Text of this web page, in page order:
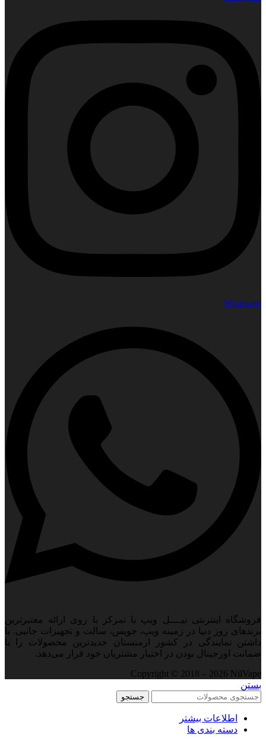
Whatsapp
فروشگاه اینترنتی نیــــل ویپ با تمرکز با روی ارائه معتبرترین
برندهای روز دنیا در زمینه ویپ، جویس، سالت و تجهیزات جانبی. با
داشتن نمایندگی در کشور ارمنستان جدید‌ترین محصولات را با
ضمانت اورجینال بودن در اختیار مشتریان خود قرار می‌دهد.
Copyright © 2018 – 2026 NilVape
بستن
جستجو
اطلاعات بیشتر
دسته بندی ها